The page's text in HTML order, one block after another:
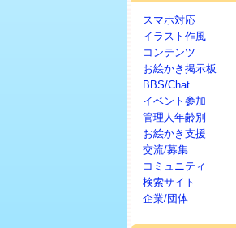
スマホ対応
イラスト作風
コンテンツ
お絵かき掲示板
BBS/Chat
イベント参加
管理人年齢別
お絵かき支援
交流/募集
コミュニティ
検索サイト
企業/団体